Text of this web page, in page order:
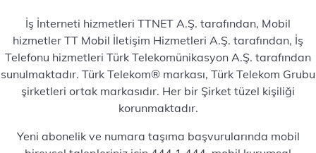
İş İnterneti hizmetleri TTNET A.Ş. tarafından, Mobil
hizmetler TT Mobil İletişim Hizmetleri A.Ş. tarafından, İş
Telefonu hizmetleri Türk Telekomünikasyon A.Ş. tarafından
sunulmaktadır. Türk Telekom® markası, Türk Telekom Grubu
şirketleri ortak markasıdır. Her bir Şirket tüzel kişiliği
korunmaktadır.
Yeni abonelik ve numara taşıma başvurularında mobil